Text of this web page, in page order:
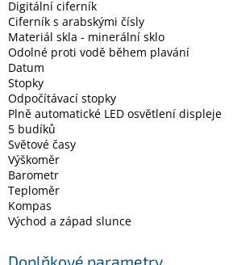
%
Black
Friday
VÝPRODEJ
Akční
zboží
TONERY
A
CARTRIDGE
OEM
Digitální ciferník
Ciferník s arabskými čísly
Materiál skla - minerální sklo
Odolné proti vodě během plavání
Datum
Stopky
Odpočítávací stopky
Plně automatické LED osvětlení displeje
5 budíků
Světové časy
Výškoměr
Barometr
Teploměr
Kompas
Východ a západ slunce